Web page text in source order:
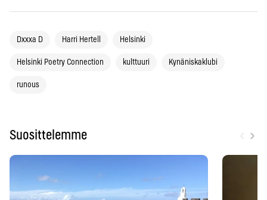
Dxxxa D Harri Hertell Helsinki
Helsinki Poetry Connection kulttuuri Kynäniskaklubi
runous
Suosittelemme ›